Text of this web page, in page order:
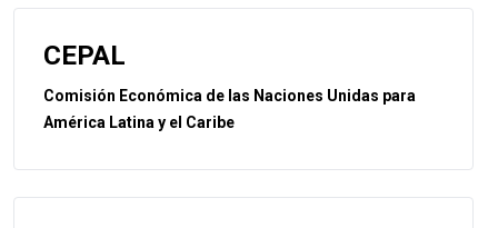
CEPAL
Comisión Económica de las Naciones Unidas para
América Latina y el Caribe